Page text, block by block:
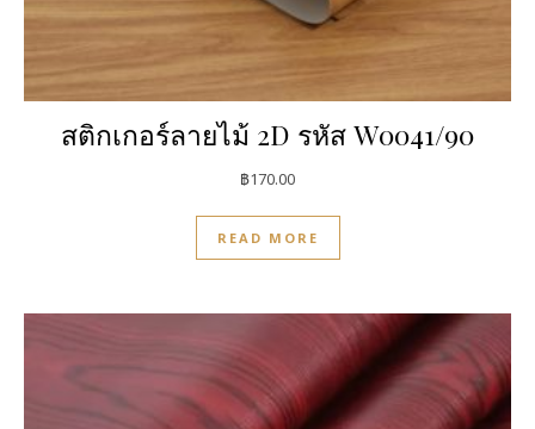
สติกเกอร์ลายไม้ 2D รหัส W0041/90
฿170.00
READ MORE